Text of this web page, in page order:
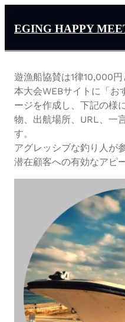
EGING HAPPY
遊漁船協賛は1律10,000円
本大会WEBサイトに「お
ージを作成し、下記の様
物、出航場所、URL、一
す。
アグレッシブな釣り人が
潜在顧客への有効なアピ